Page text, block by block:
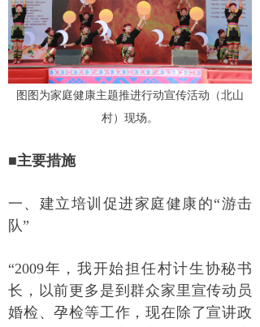
图图为家庭健康主题推进行动宣传活动（北山
村）现场。
■主要措施
一、建立培训促进家庭健康的“游击
队”
“2009年，我开始担任村计生协秘书
长，以前更多是到群众家里宣传动员
婚检、孕检等工作，现在除了宣讲政